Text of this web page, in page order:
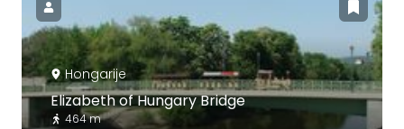
Hongarije
Elizabeth of Hungary Bridge
464 m